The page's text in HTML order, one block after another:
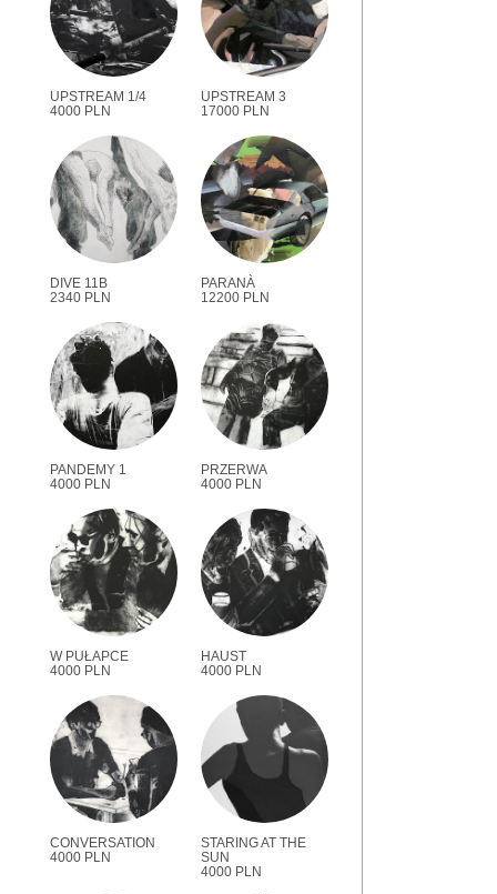
UPSTREAM 1/4
4000 PLN
UPSTREAM 3
17000 PLN
DIVE 11B
2340 PLN
PARANÀ
12200 PLN
PANDEMY 1
4000 PLN
PRZERWA
4000 PLN
W PUŁAPCE
4000 PLN
HAUST
4000 PLN
CONVERSATION
4000 PLN
STARING AT THE
SUN
4000 PLN